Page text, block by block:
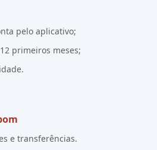
pelo aplicativo;
primeiros meses;
e transferências.